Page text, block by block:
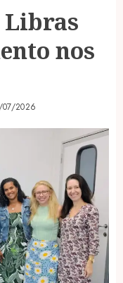
Libras
nos
07/2026